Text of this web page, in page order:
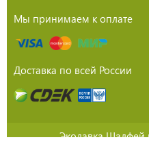
Мы принимаем к оплате
Доставка по всей России
Эколавка Шалфей